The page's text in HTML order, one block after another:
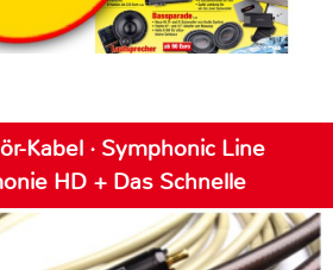
Kabel · Symphonic Line
HD + Das Schnelle